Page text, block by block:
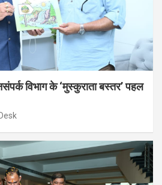
विभाग के ‘मुस्कुराता बस्तर’ पहल